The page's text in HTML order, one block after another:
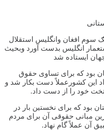
سوم افغان وانگلیس استقلال
انگلیس بدست آورد وبحیث
ایستاده شد
بود که برای تساوی حقوق
این کشورعملاً دست بکار شد و
خود را از دست داد.
بود که برای نخستین بار در
مبانی حقوقی آن برای مردم
آن عملاً گام نهاد.